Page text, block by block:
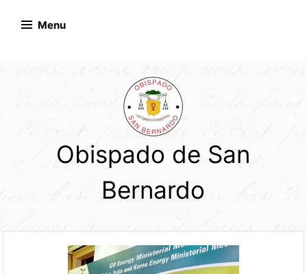
Menu
Obispado de San
Bernardo